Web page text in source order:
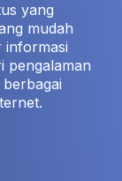
yang
mudah
informasi
pengalaman